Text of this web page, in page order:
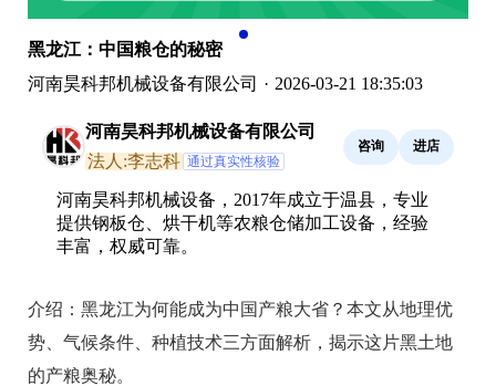
黑龙江：中国粮仓的秘密
河南昊科邦机械设备有限公司 · 2026-03-21 18:35:03
河南昊科邦机械设备有限公司
法人:李志科 通过真实性核验
咨询 进店
河南昊科邦机械设备，2017年成立于温县，专业
提供钢板仓、烘干机等农粮仓储加工设备，经验
丰富，权威可靠。
介绍： 黑龙江为何能成为中国产粮大省？本文从地理优
势、气候条件、种植技术三方面解析，揭示这片黑土地
的产粮奥秘。